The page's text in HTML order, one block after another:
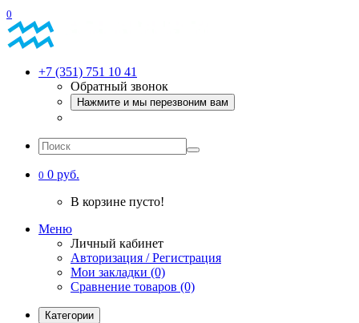
0
+7 (351) 751 10 41
Обратный звонок
Нажмите и мы перезвоним вам
0 0 руб.
В корзине пусто!
Меню
Личный кабинет
Авторизация / Регистрация
Мои закладки (0)
Сравнение товаров (0)
Категории